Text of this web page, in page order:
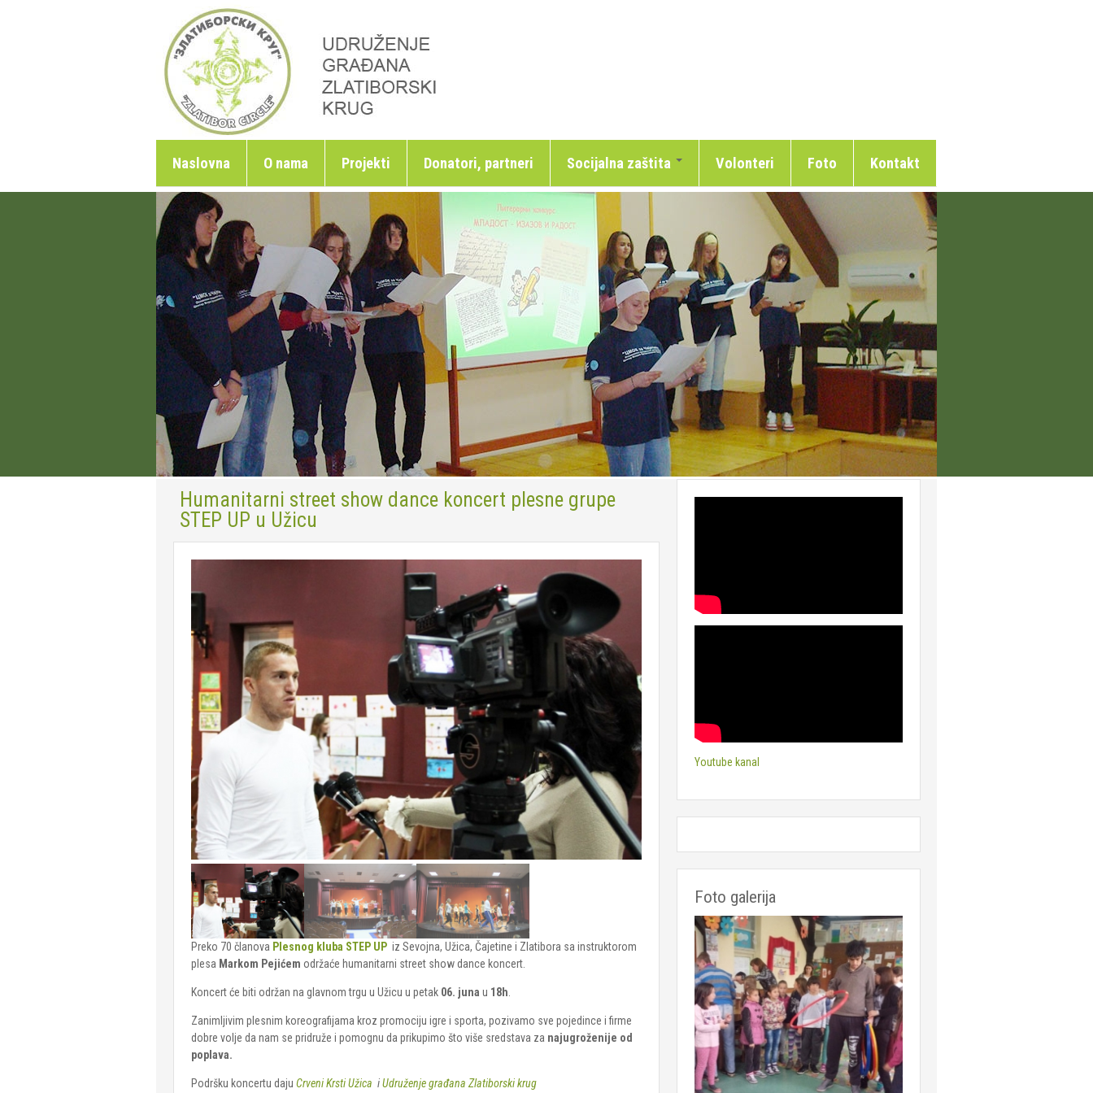
Naslovna O nama Projekti Donatori, partneri Socijalna zaštita Volonteri Foto Kontakt
Humanitarni street show dance koncert plesne grupe
STEP UP u Užicu
Preko 70 članova Plesnog kluba STEP UP iz Sevojna, Užica, Čajetine i Zlatibora sa instruktorom
plesa Markom Pejićem održaće humanitarni street show dance koncert.
Koncert će biti održan na glavnom trgu u Užicu u petak 06. juna u 18h.
Zanimljivim plesnim koreografijama kroz promociju igre i sporta, pozivamo sve pojedince i firme
dobre volje da nam se pridruže i pomognu da prikupimo što više sredstava za najugroženije od
poplava.
Podršku koncertu daju Crveni Krsti Užica iUdruženje građana Zlatiborski krug
Youtube kanal
Foto galerija